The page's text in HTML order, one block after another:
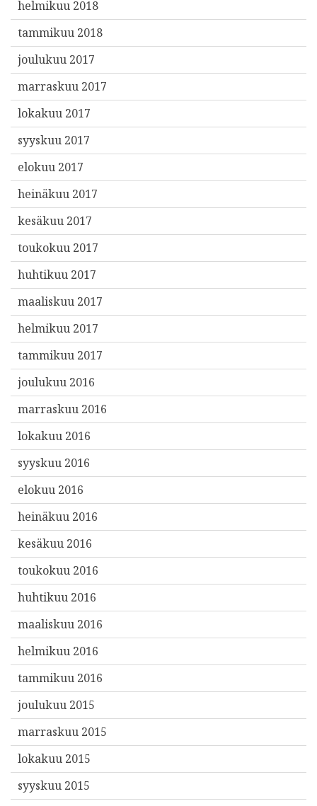
helmikuu 2018
tammikuu 2018
joulukuu 2017
marraskuu 2017
lokakuu 2017
syyskuu 2017
elokuu 2017
heinäkuu 2017
kesäkuu 2017
toukokuu 2017
huhtikuu 2017
maaliskuu 2017
helmikuu 2017
tammikuu 2017
joulukuu 2016
marraskuu 2016
lokakuu 2016
syyskuu 2016
elokuu 2016
heinäkuu 2016
kesäkuu 2016
toukokuu 2016
huhtikuu 2016
maaliskuu 2016
helmikuu 2016
tammikuu 2016
joulukuu 2015
marraskuu 2015
lokakuu 2015
syyskuu 2015